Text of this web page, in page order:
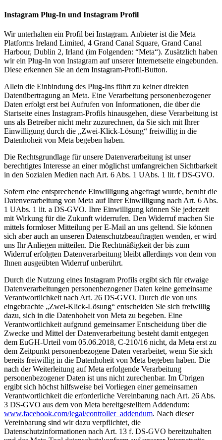
Instagram Plug-In und Instagram Profil
Wir unterhalten ein Profil bei Instagram. Anbieter ist die Meta
Platforms Ireland Limited, 4 Grand Canal Square, Grand Canal
Harbour, Dublin 2, Irland (im Folgenden: “Meta“). Zusätzlich haben
wir ein Plug-In von Instagram auf unserer Internetseite eingebunden.
Diese erkennen Sie an dem Instagram-Profil-Button.
Allein die Einbindung des Plug-Ins führt zu keiner direkten
Datenübertragung an Meta. Eine Verarbeitung personenbezogener
Daten erfolgt erst bei Aufrufen von Informationen, die über die
Startseite eines Instagram-Profils hinausgehen, diese Verarbeitung ist
uns als Betreiber nicht mehr zuzurechnen, da Sie sich mit Ihrer
Einwilligung durch die „Zwei-Klick-Lösung“ freiwillig in die
Datenhoheit von Meta begeben haben.
Die Rechtsgrundlage für unsere Datenverarbeitung ist unser
berechtigtes Interesse an einer möglichst umfangreichen Sichtbarkeit
in den Sozialen Medien nach Art. 6 Abs. 1 UAbs. 1 lit. f DS-GVO.
Sofern eine entsprechende Einwilligung abgefragt wurde, beruht die
Datenverarbeitung von Meta auf Ihrer Einwilligung nach Art. 6 Abs.
1 UAbs. 1 lit. a DS-GVO. Ihre Einwilligung können Sie jederzeit
mit Wirkung für die Zukunft widerrufen. Den Widerruf machen Sie
mittels formloser Mitteilung per E-Mail an uns geltend. Sie können
sich aber auch an unseren Datenschutzbeauftragten wenden, er wird
uns Ihr Anliegen mitteilen. Die Rechtmäßigkeit der bis zum
Widerruf erfolgten Datenverarbeitung bleibt allerdings von dem von
Ihnen ausgeübten Widerruf unberührt.
Durch die Nutzung eines Instagram Profils ergibt sich für etwaige
Datenverarbeitungen personenbezogener Daten keine gemeinsame
Verantwortlichkeit nach Art. 26 DS-GVO. Durch die von uns
eingebrachte „Zwei-Klick-Lösung“ entscheiden Sie sich freiwillig
dazu, sich in die Datenhoheit von Meta zu begeben. Eine
Verantwortlichkeit aufgrund gemeinsamer Entscheidung über die
Zwecke und Mittel der Datenverarbeitung besteht damit entgegen
dem EuGH-Urteil vom 05.06.2018, C-210/16 nicht, da Meta erst zu
dem Zeitpunkt personenbezogene Daten verarbeitet, wenn Sie sich
bereits freiwillig in die Datenhoheit von Meta begeben haben. Die
nach der Weiterleitung auf Meta erfolgende Verarbeitung
personenbezogener Daten ist uns nicht zurechenbar. Im Übrigen
ergibt sich höchst hilfsweise bei Vorliegen einer gemeinsamen
Verantwortlichkeit die erforderliche Vereinbarung nach Art. 26 Abs.
3 DS-GVO aus dem von Meta bereitgestelltem Addendum:
www.facebook.com/legal/controller_addendum. Nach dieser
Vereinbarung sind wir dazu verpflichtet, die
Datenschutzinformationen nach Art. 13 f. DS-GVO bereitzuhalten